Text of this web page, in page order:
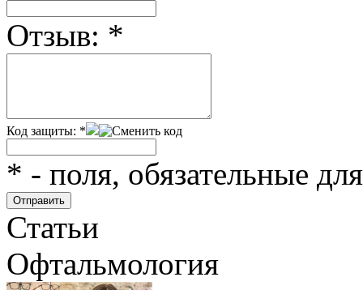
Отзыв: *
Код защиты: *
* - поля, обязательные
Статьи
Офтальмология